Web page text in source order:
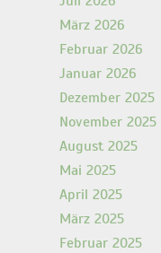
März 2026
Februar 2026
Januar 2026
Dezember 2025
November 2025
August 2025
Mai 2025
April 2025
März 2025
Februar 2025